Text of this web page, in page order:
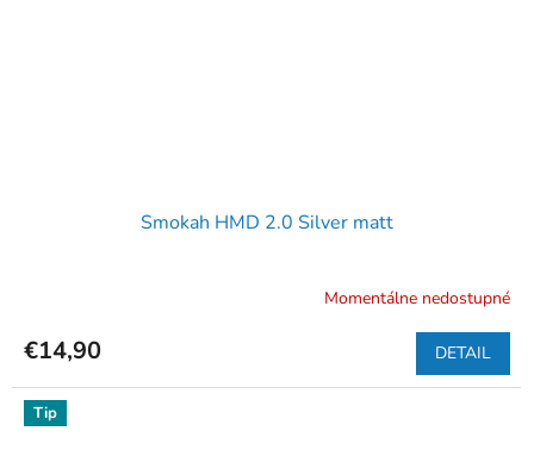
Smokah HMD 2.0 Silver matt
Momentálne nedostupné
€14,90 DETAIL
Tip